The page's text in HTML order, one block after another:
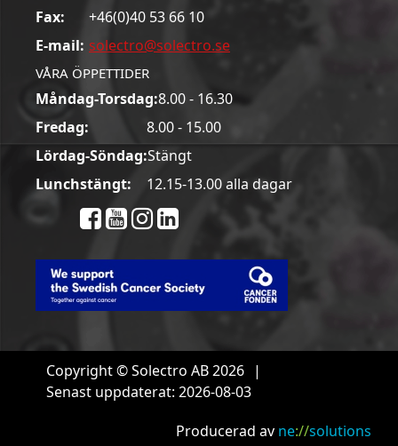
Fax:
+46(0)40 53 66 10
E-mail: solectro@solectro.se
VÅRA ÖPPETTIDER
Måndag-Torsdag:8.00 - 16.30
Fredag:
8.00 - 15.00
Lördag-Söndag:Stängt
Lunchstängt:
12.15-13.00 alla dagar
Copyright © Solectro AB 2026 |
Senast uppdaterat: 2026-08-03
Producerad av ne://solutions